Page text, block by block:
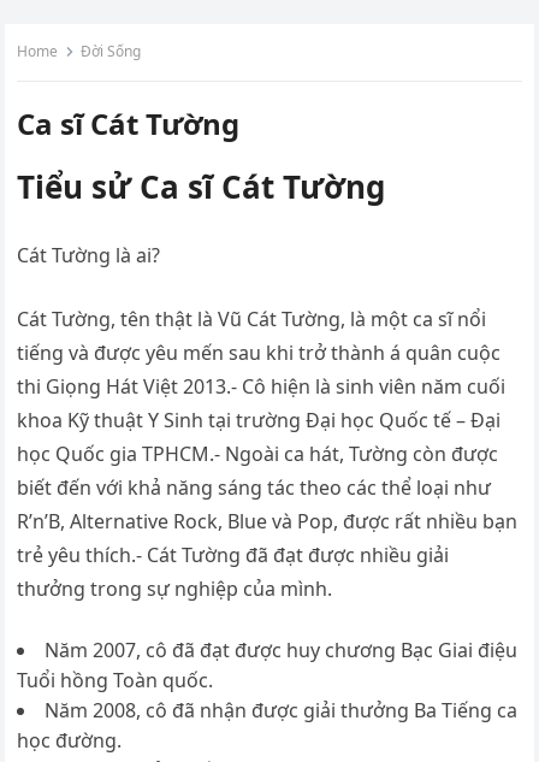
Home Đời Sống
Ca sĩ Cát Tường
Tiểu sử Ca sĩ Cát Tường
Cát Tường là ai?
Cát Tường, tên thật là Vũ Cát Tường, là một ca sĩ nổi
tiếng và được yêu mến sau khi trở thành á quân cuộc
thi Giọng Hát Việt 2013.- Cô hiện là sinh viên năm cuối
khoa Kỹ thuật Y Sinh tại trường Đại học Quốc tế – Đại
học Quốc gia TPHCM.- Ngoài ca hát, Tường còn được
biết đến với khả năng sáng tác theo các thể loại như
R’n’B, Alternative Rock, Blue và Pop, được rất nhiều bạn
trẻ yêu thích.- Cát Tường đã đạt được nhiều giải
thưởng trong sự nghiệp của mình.
Năm 2007, cô đã đạt được huy chương Bạc Giai điệu
Tuổi hồng Toàn quốc.
Năm 2008, cô đã nhận được giải thưởng Ba Tiếng ca
học đường.